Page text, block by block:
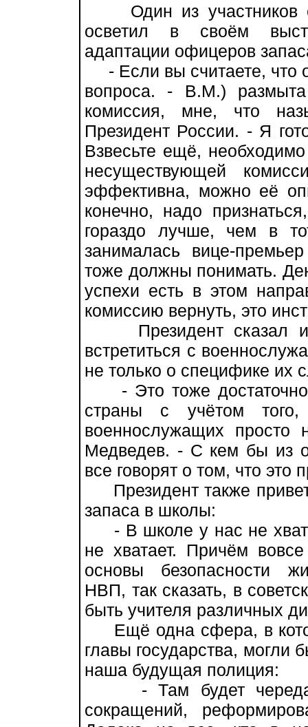
Один из участников
осветил в своём
адаптации офицеров
- Если вы считаете, что
вопроса. - В.М.)
комиссия, мне, что
Президент России. - Я
Взвесьте ещё,
несуществующей
эффективна, можно её
конечно, надо
гораздо лучше, чем в
занималась вице-
тоже должны понимать.
успехи есть в этом
комиссию вернуть, это
Президент сказал и
встретиться с
не только о специфике их
- Это тоже достаточно
страны с учётом
военнослужащих просто
Медведев. - С кем бы из
все говорят о том, что это
Президент также
запаса в школы:
- В школе у нас не
не хватает. Причём
основы безопасности
НВП, так сказать, в
быть учителя различных
Ещё одна сфера, в
главы государства, могли
наша будущая полиция:
- Там будет череда
сокращений,